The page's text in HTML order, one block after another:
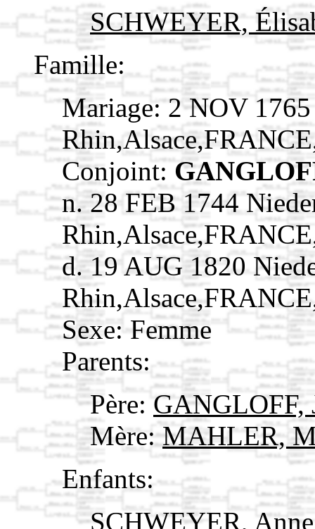
SCHWEYER,
Famille:
Mariage: 2 NOV
Conjoint:
n. 28 FEB 1744
d. 19 AUG 1820
Sexe: Femme
Parents:
Père: GANGLOFF,
Mère:MAHLER,
Enfants:
SCHWEYER,